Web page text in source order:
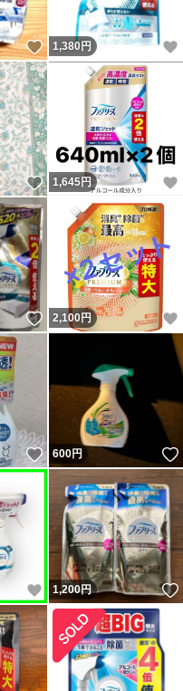
いいね！
1,380 円
いいね！
1,645円
いいね！
2,100円
いいね！
600円
いいね！
1,200円